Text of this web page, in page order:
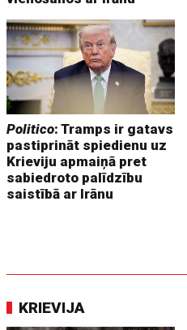
Politico: Tramps ir gatavs
pastiprināt spiedienu uz
Krieviju apmaiņā pret
sabiedroto palīdzību
saistībā ar Irānu
KRIEVIJA